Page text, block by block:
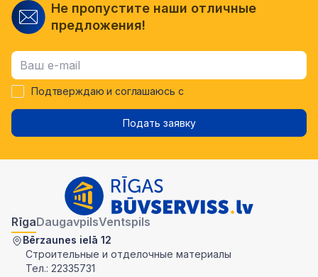
Не пропустите наши отличные
предложения!
Подтверждаю и соглашаюсь с
Подать заявку
RīgaDaugavpilsVentspils
Bērzaunes ielā 12
Строительные и отделочные материалы
Тел.: 22335731